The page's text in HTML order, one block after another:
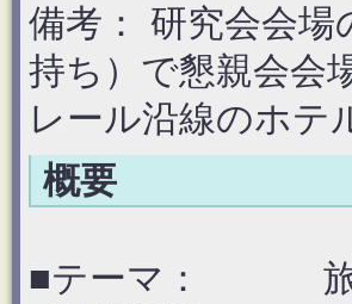
備考： 研究会会
持ち）で懇親会会
レール沿線のホテ
概要
■テーマ： 旅